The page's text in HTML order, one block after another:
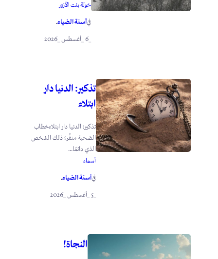
خولة بنت الأزور
فيأسنة الضياء.
تذكير: الدنيا دار
ابتلاء
تذكير: الدنيا دار ابتلاءخطاب
الضحية منفِّر؛ ذلك الشخص
الذي دائمًا...
أسماء
فيأسنة الضياء.
_5 _أغسطس _2026
النجاة!